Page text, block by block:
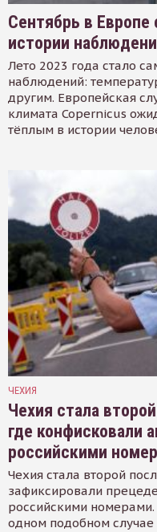
Сентябрь в
истории
Лето 2023 года стало
наблюдений:
другим. Европейская
климата Copernicus
тёплым в истории
ЧЕХИЯ
Чехия стала
где конфисковали
российскими
Чехия стала второй
зафиксировали
российскими
одном подобном случае